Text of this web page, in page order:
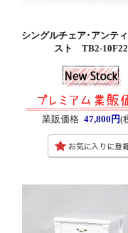
シングルチェア･アンテ
スト TB2-
業販価格 47,800円(